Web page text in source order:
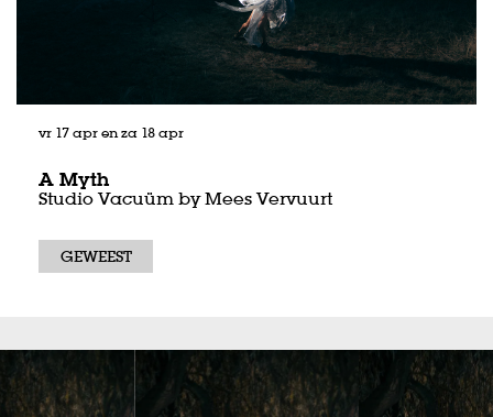
A Myth
Studio Vacuüm by Mees Vervuurt
vr 17 aprenza 18 apr
GEWEEST
Overslaan